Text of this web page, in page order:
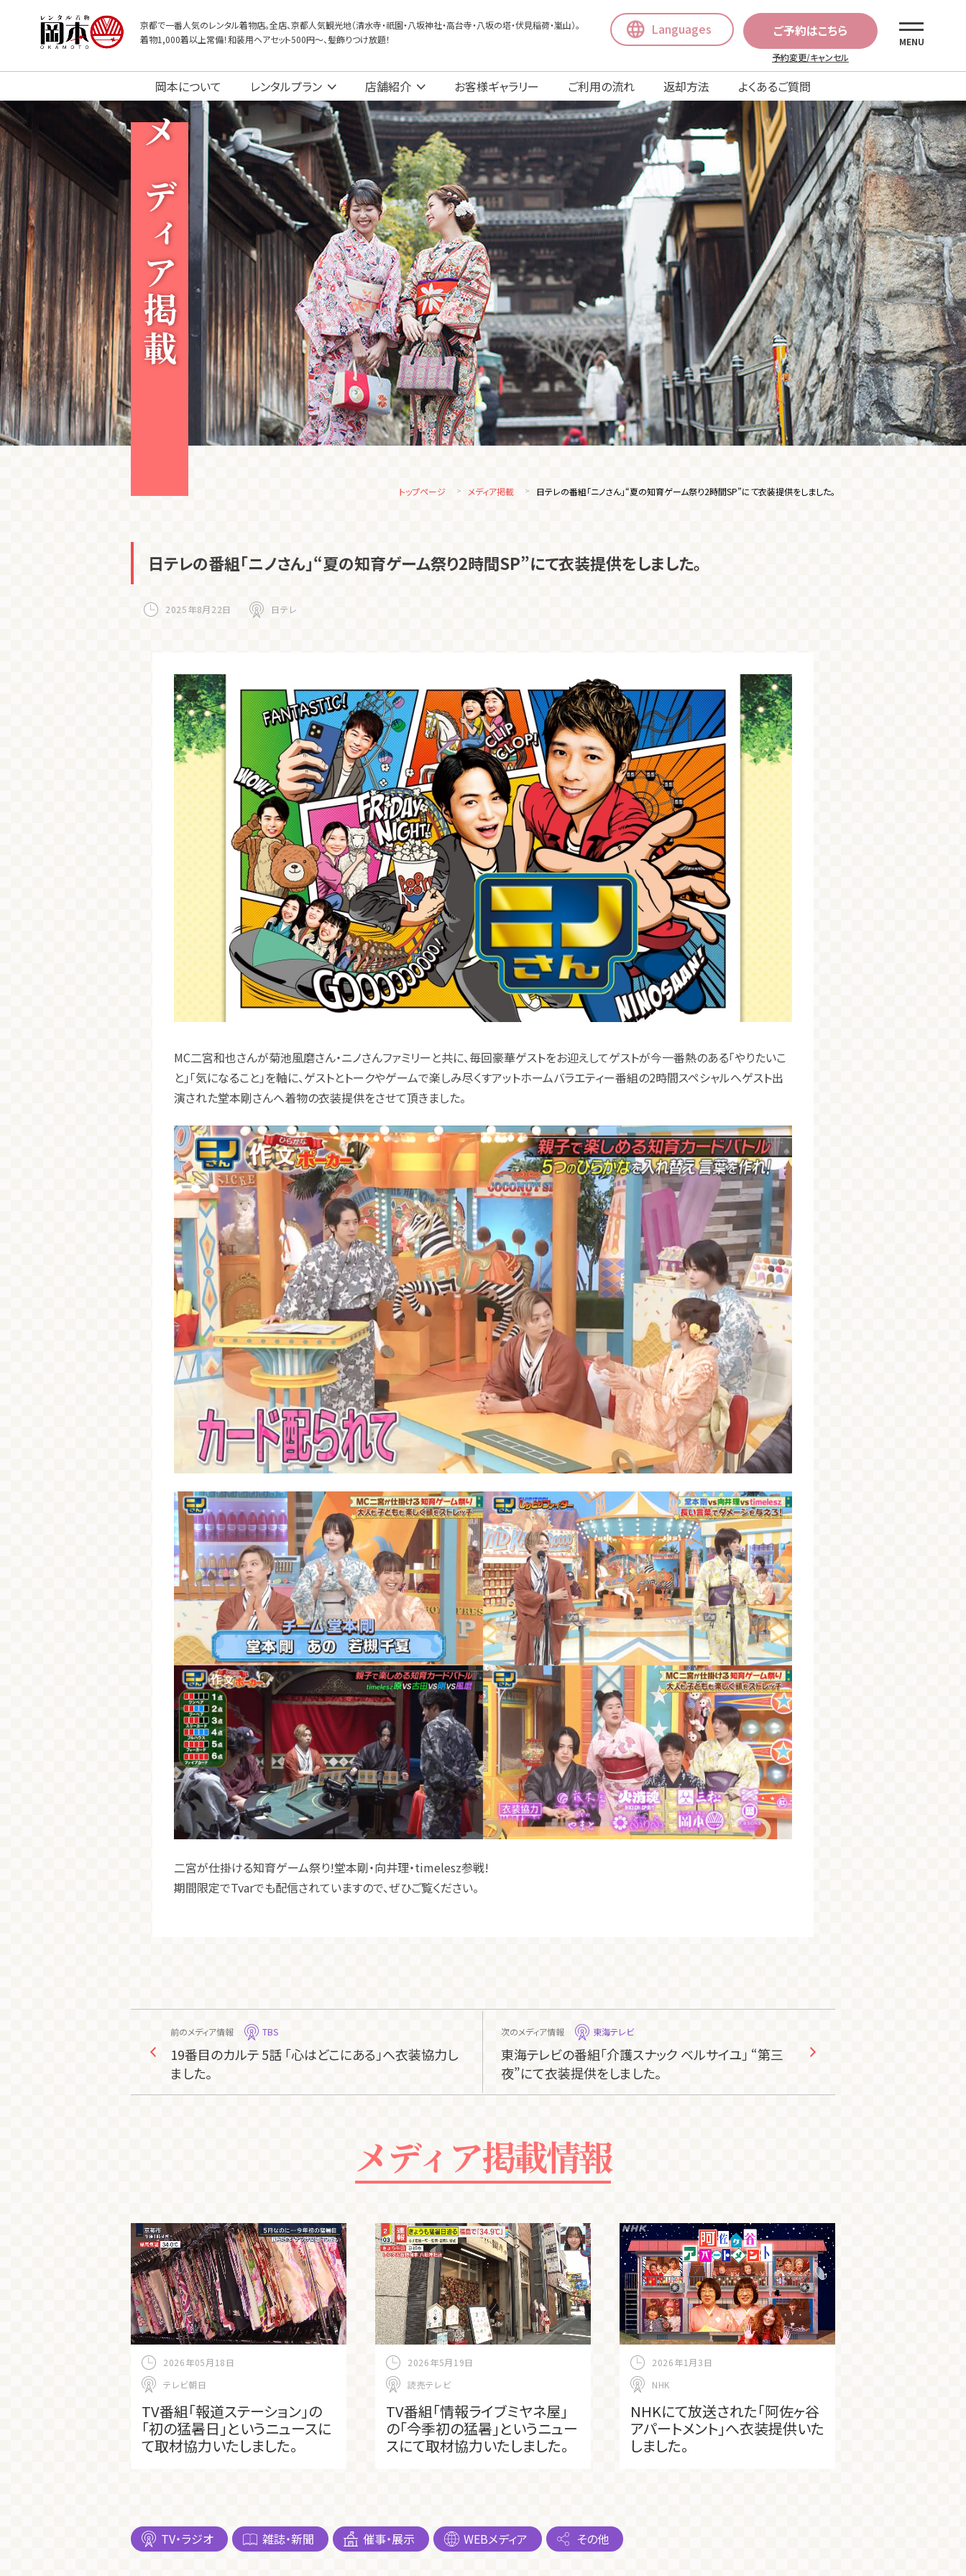
京都で一番人気のレンタル着物店。全店、京都人気観光地（清水寺・祇園・八坂神社・高台寺・八坂の塔・伏見稲荷・嵐山）。
着物1,000着以上常備！和装用ヘアセット500円〜、髪飾りつけ放題！
Languages ご予約はこちら
予約変更/キャンセル
MENU
岡本について レンタルプラン 店舗紹介 お客様ギャラリー ご利用の流れ 返却方法 よくあるご質問
メディア掲載
トップページ メディア掲載 日テレの番組「ニノさん」“夏の知育ゲーム祭り2時間SP”にて衣装提供をしました。
日テレの番組「ニノさん」“夏の知育ゲーム祭り2時間SP”にて衣装提供をしました。
2025年8月22日 日テレ
MC二宮和也さんが菊池風磨さん・ニノさんファミリーと共に、毎回豪華ゲストをお迎えしてゲストが今一番熱のある「やりたいこ
と」「気になること」を軸に、ゲストとトークやゲームで楽しみ尽くすアットホームバラエティー番組の2時間スペシャルへゲスト出
演された堂本剛さんへ着物の衣装提供をさせて頂きました。
二宮が仕掛ける知育ゲーム祭り!堂本剛・向井理・timelesz参戦!
期間限定でTvarでも配信されていますので、ぜひご覧ください。
前のメディア情報 TBS
19番目のカルテ 5話 「心はどこにある」へ衣装協力し
ました。
次のメディア情報 東海テレビ
東海テレビの番組「介護スナック ベルサイユ」 “第三
夜”にて衣装提供をしました。
メディア掲載情報
2026年05月18日
テレビ朝日
TV番組「報道ステーション」の
「初の猛暑日」というニュースに
て取材協力いたしました。
2026年5月19日
読売テレビ
TV番組「情報ライブミヤネ屋」
の「今季初の猛暑」というニュー
スにて取材協力いたしました。
2026年1月3日
NHK
NHKにて放送された「阿佐ヶ谷
アパートメント」へ衣装提供いた
しました。
TV・ラジオ 雑誌・新聞 催事・展示 WEBメディア その他